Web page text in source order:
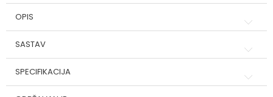
OPIS
SASTAV
SPECIFIKACIJA